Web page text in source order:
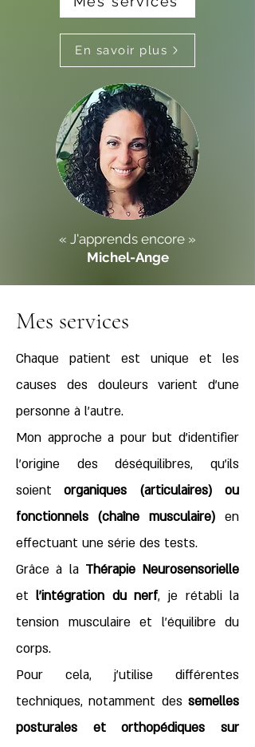
En savoir plus
« J'apprends encore »
Michel-Ange
Mes services
Chaque patient est unique et les
causes des douleurs varient d’une
personne à l’autre.
Mon approche a pour but d'identifier
l’origine des déséquilibres, qu’ils
soient organiques (articulaires) ou
fonctionnels (chaîne musculaire) en
effectuant une série des tests.
Grâce à la Thérapie Neurosensorielle
etl'intégration du nerf, je rétabli la
tension musculaire et l’équilibre du
corps.​
Pour cela, j’utilise différentes
techniques, notamment des semelles
posturales et orthopédiques sur